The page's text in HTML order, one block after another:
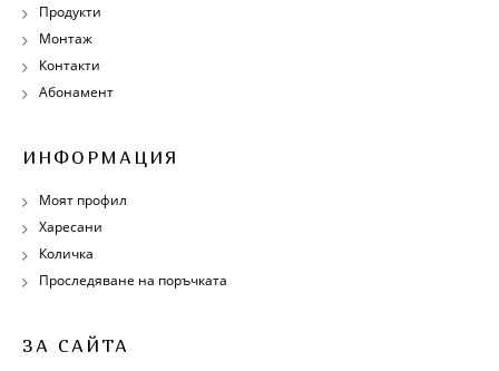
Продукти
Монтаж
Контакти
Абонамент
ИНФОРМАЦИЯ
Моят профил
Харесани
Количка
Проследяване на поръчката
ЗА САЙТА